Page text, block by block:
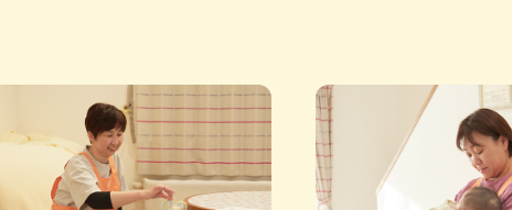
ーティング用ヒーターカバーの発売
（紅認証）登録・認証